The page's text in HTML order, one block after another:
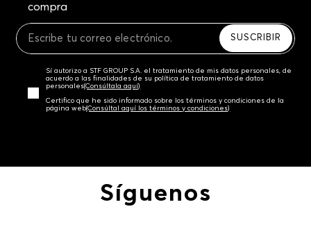
compra
SUSCRIBIR
Sí autorizo a STF GROUP S.A. el tratamiento de mis datos personales, de
acuerdo a las finalidades de su política de tratamiento de datos
personales‎(Consúltala aquí)
Certifico que he sido informado sobre los términos y condiciones de la
página web‎(Consúltal aquí los términos y condiciones)
Síguenos